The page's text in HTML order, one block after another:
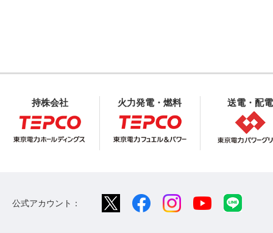
持株会社 火力発電・燃料 送電・配電
公式アカウント：